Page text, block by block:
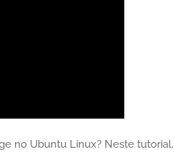
no Ubuntu Linux? Neste tutorial,